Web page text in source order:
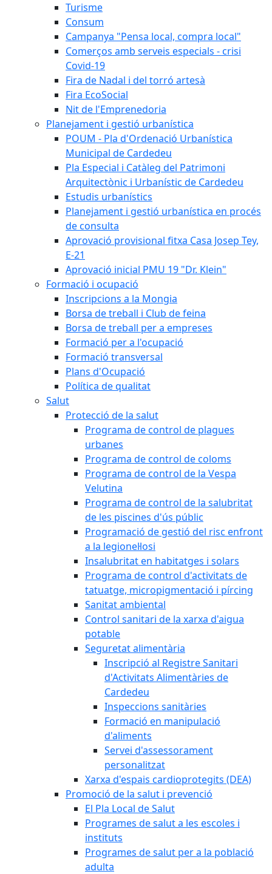
Turisme
Consum
Campanya "Pensa local, compra local"
Comerços amb serveis especials - crisi
Covid-19
Fira de Nadal i del torró artesà
Fira EcoSocial
Nit de l'Emprenedoria
Planejament i gestió urbanística
POUM - Pla d'Ordenació Urbanística
Municipal de Cardedeu
Pla Especial i Catàleg del Patrimoni
Arquitectònic i Urbanístic de Cardedeu
Estudis urbanístics
Planejament i gestió urbanística en procés
de consulta
Aprovació provisional fitxa Casa Josep Tey,
E-21
Aprovació inicial PMU 19 "Dr. Klein"
Formació i ocupació
Inscripcions a la Mongia
Borsa de treball i Club de feina
Borsa de treball per a empreses
Formació per a l'ocupació
Formació transversal
Plans d'Ocupació
Política de qualitat
Salut
Protecció de la salut
Programa de control de plagues
urbanes
Programa de control de coloms
Programa de control de la Vespa
Velutina
Programa de control de la salubritat
de les piscines d'ús públic
Programació de gestió del risc enfront
a la legionel·losi
Insalubritat en habitatges i solars
Programa de control d'activitats de
tatuatge, micropigmentació i pírcing
Sanitat ambiental
Control sanitari de la xarxa d'aigua
potable
Seguretat alimentària
Inscripció al Registre Sanitari
d'Activitats Alimentàries de
Cardedeu
Inspeccions sanitàries
Formació en manipulació
d'aliments
Servei d'assessorament
personalitzat
Xarxa d'espais cardioprotegits (DEA)
Promoció de la salut i prevenció
El Pla Local de Salut
Programes de salut a les escoles i
instituts
Programes de salut per a la població
adulta